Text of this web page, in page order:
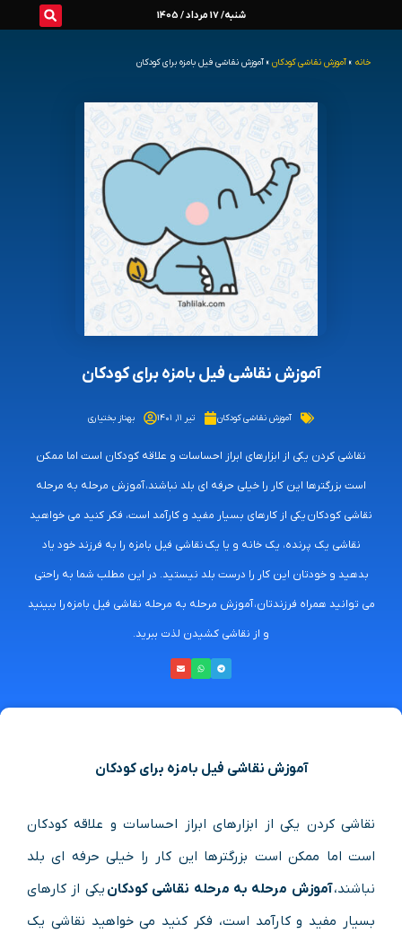
شنبه/ 17 مرداد / 1405
خانه » آموزش نقاشی کودکان » آموزش نقاشی فیل بامزه برای کودکان
آموزش نقاشی فیل بامزه برای کودکان
آموزش نقاشی کودکان تیر ۱۱, ۱۴۰۱ بهناز بختیاری
نقاشی کردن یکی از ابزارهای ابراز احساسات و علاقه کودکان است اما ممکن
است بزرگترها این کار را خیلی حرفه ای بلد نباشند، آموزش مرحله به مرحله
نقاشی کودکان یکی از کارهای بسیار مفید و کارآمد است، فکر کنید می خواهید
نقاشی یک پرنده، یک خانه و یا یک نقاشی فیل بامزه را به فرزند خود یاد
بدهید و خودتان این کار را درست بلد نیستید. در این مطلب شما به راحتی
می توانید همراه فرزندتان، آموزش مرحله به مرحله نقاشی فیل بامزه را ببینید
و از نقاشی کشیدن لذت ببرید.
آموزش نقاشی فیل بامزه برای کودکان
نقاشی کردن یکی از ابزارهای ابراز احساسات و علاقه کودکان
است اما ممکن است بزرگترها این کار را خیلی حرفه ای بلد
نباشند،آموزش مرحله به مرحله نقاشی کودکان یکی از کارهای
بسیار مفید و کارآمد است، فکر کنید می خواهید نقاشی یک